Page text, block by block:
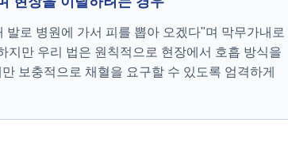
로 병원에 가서 피를 뽑아 오겠다"며 막무가내로
지만 우리 법은 원칙적으로 현장에서 호흡 방식을
보충적으로 채혈을 요구할 수 있도록 엄격하게